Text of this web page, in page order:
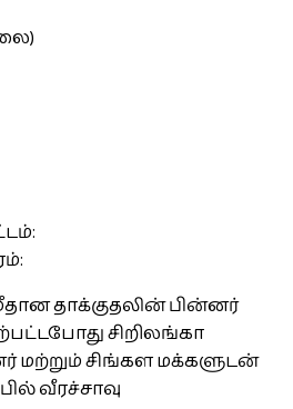
தாக்குதலின் பின்னர்
சிறிலங்கா
மற்றும் சிங்கள மக்களுடன்
வீரச்சாவு